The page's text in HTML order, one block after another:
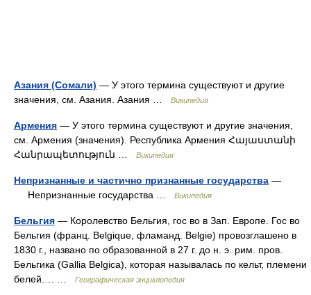
Азания (Сомали) — У этого термина существуют и другие
значения, см. Азания. Азания …
Википедия
Армения — У этого термина существуют и другие значения,
см. Армения (значения). Республика Армения Հայաստանի
Հանրապետություն …
Википедия
Непризнанные и частично признанные государства —
Непризнанные государства …
Википедия
Бельгия — Королевство Бельгия, гос во в Зап. Европе. Гос во
Бельгия (франц. Belgique, фламанд. Belgie) провозглашено в
1830 г., названо по образованной в 27 г. до н. э. рим. пров.
Бельгика (Gallia Belgica), которая называлась по кельт, племени
белей.… …
Географическая энциклопедия